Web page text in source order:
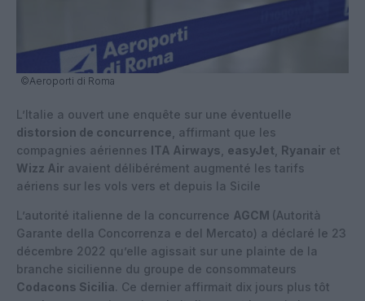
©Aeroporti di Roma
L’Italie a ouvert une enquête sur une éventuelle
distorsion de concurrence , affirmant que les
compagnies aériennes ITA Airways easyJet Ryanair et
Wizz Air avaient délibérément augmenté les tarifs
aériens sur les vols vers et depuis la Sicile
L’autorité italienne de la concurrence AGCM (Autorità
Garante della Concorrenza e del Mercato) a déclaré le 23
décembre 2022 qu’elle agissait sur une plainte de la
branche sicilienne du groupe de consommateurs
Codacons Sicilia. Ce dernier affirmait dix jours plus tôt